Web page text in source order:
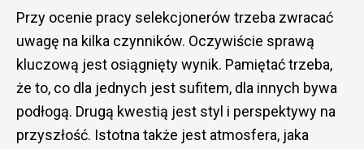
Przy ocenie pracy selekcjonerów trzeba zwracać
uwagę na kilka czynników. Oczywiście sprawą
kluczową jest osiągnięty wynik. Pamiętać trzeba,
że to, co dla jednych jest sufitem, dla innych bywa
podłogą. Drugą kwestią jest styl i perspektywy na
przyszłość. Istotna także jest atmosfera, jaka